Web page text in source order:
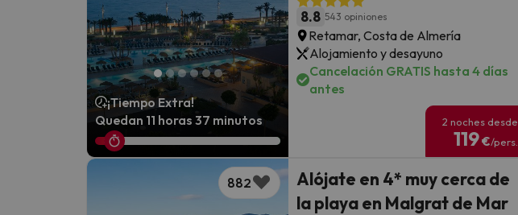
¡Tiempo Extra!
Quedan 11 horas 37 minutos
8.8 543 opiniones
Retamar, Costa de Almería
Alojamiento y desayuno
Cancelación GRATIS hasta 4 días
antes
2 noches desde
119€/pers.
882
Alójate en 4* muy cerca de
la playa en Malgrat de Mar